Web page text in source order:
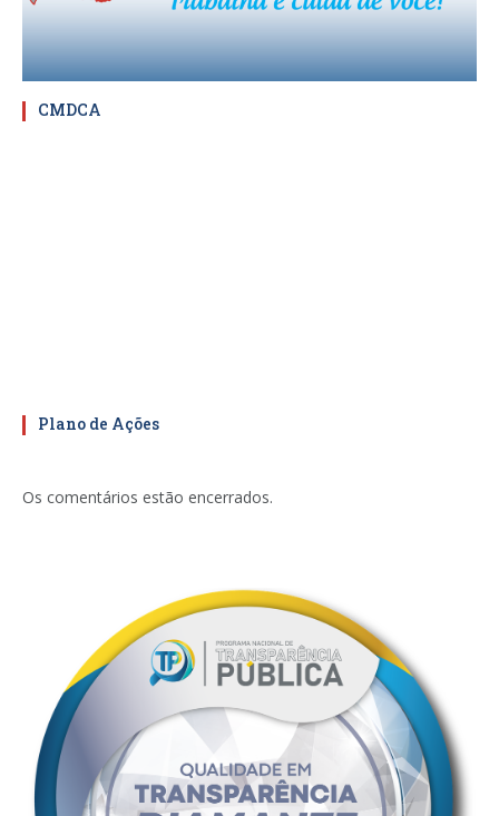
CMDCA
Plano de Ações
Os comentários estão encerrados.